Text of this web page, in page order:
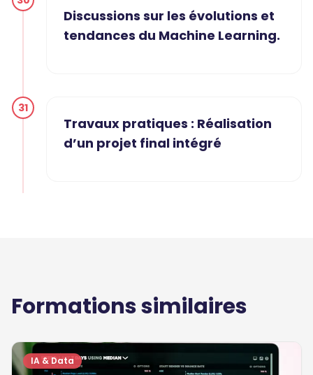
Discussions sur les évolutions et
tendances du Machine Learning.
31
Travaux pratiques : Réalisation
d’un projet final intégré
Formations similaires
IA & Data